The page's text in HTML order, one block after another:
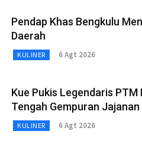
Pendap Khas Bengkulu
Daerah
KULINER 6 Agt 2026
Kue Pukis Legendaris
Tengah Gempuran
KULINER 6 Agt 2026